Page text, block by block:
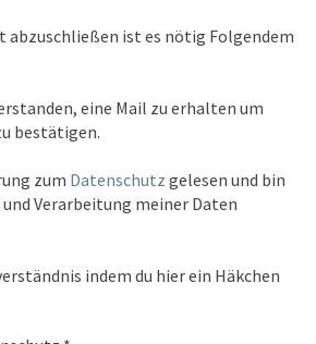
abzuschließen ist es nötig Folgendem
eine Mail zu erhalten um
bestätigen.
zum Datenschutz gelesen und bin
Verarbeitung meiner Daten
indem du hier ein Häkchen
on-earth.com